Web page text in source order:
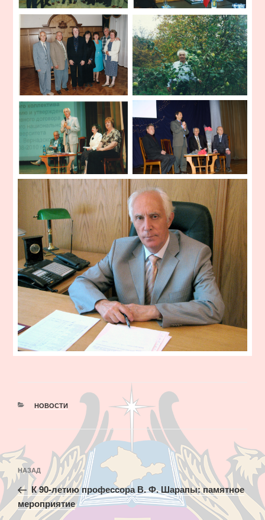
РУБРИКИ
НОВОСТИ
Навигация
по
записям
Предыдущая
запись:
НАЗАД
К 90-летию профессора В. Ф. Шарапы: памятное
мероприятие